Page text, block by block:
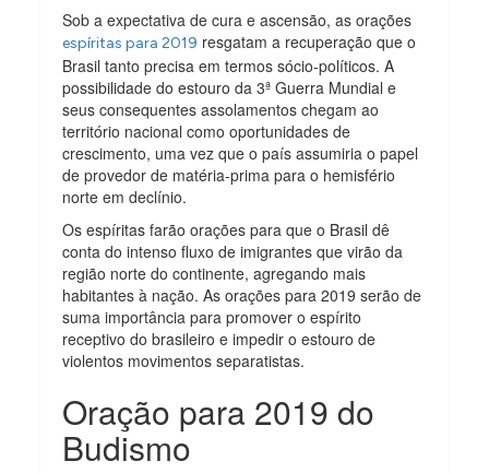
Sob a expectativa de cura e ascensão, as orações
espíritas para 2019 resgatam a recuperação que o
Brasil tanto precisa em termos sócio-políticos. A
possibilidade do estouro da 3ª Guerra Mundial e
seus consequentes assolamentos chegam ao
território nacional como oportunidades de
crescimento, uma vez que o país assumiria o papel
de provedor de matéria-prima para o hemisfério
norte em declínio.
Os espíritas farão orações para que o Brasil dê
conta do intenso fluxo de imigrantes que virão da
região norte do continente, agregando mais
habitantes à nação. As orações para 2019 serão de
suma importância para promover o espírito
receptivo do brasileiro e impedir o estouro de
violentos movimentos separatistas.
Oração para 2019 do
Budismo